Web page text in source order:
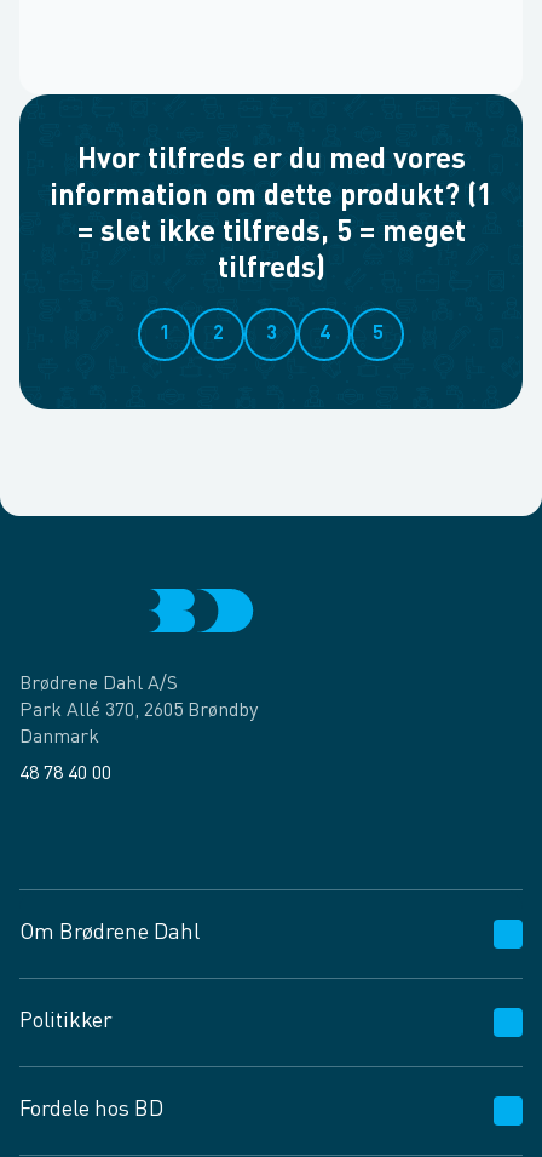
Hvor tilfreds er du med vores
information om dette produkt? (1
= slet ikke tilfreds, 5 = meget
tilfreds)
1 2 3 4 5
Brødrene Dahl A/S
Park Allé 370, 2605 Brøndby
Danmark
48 78 40 00
Om Brødrene Dahl
Vagttelefon 30 10 89 89
Spørgsmål og svar
Job og karriere
Politikker
Privatlivspolitik
Fordele hos BD